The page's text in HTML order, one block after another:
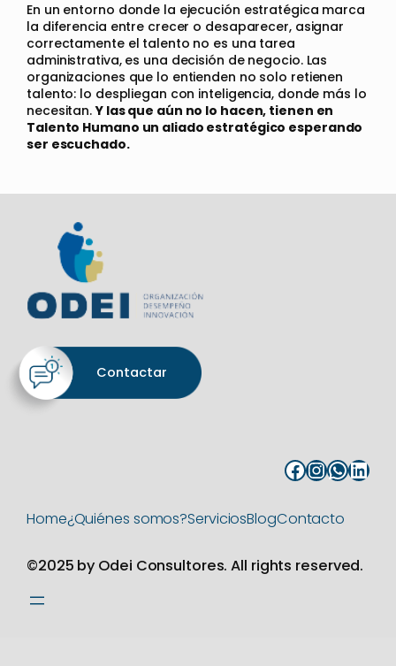
En un entorno donde la ejecución estratégica marca
la diferencia entre crecer o desaparecer, asignar
correctamente el talento no es una tarea
administrativa, es una decisión de negocio. Las
organizaciones que lo entienden no solo retienen
talento: lo despliegan con inteligencia, donde más lo
necesitan.Y las que aún no lo hacen, tienen en
Talento Humano un aliado estratégico esperando
ser escuchado.
Contactar
Facebook InstagramWhatsApp LinkedIn
Home¿Quiénes somos?ServiciosBlogContacto
©2025 by Odei Consultores. All rights reserved.